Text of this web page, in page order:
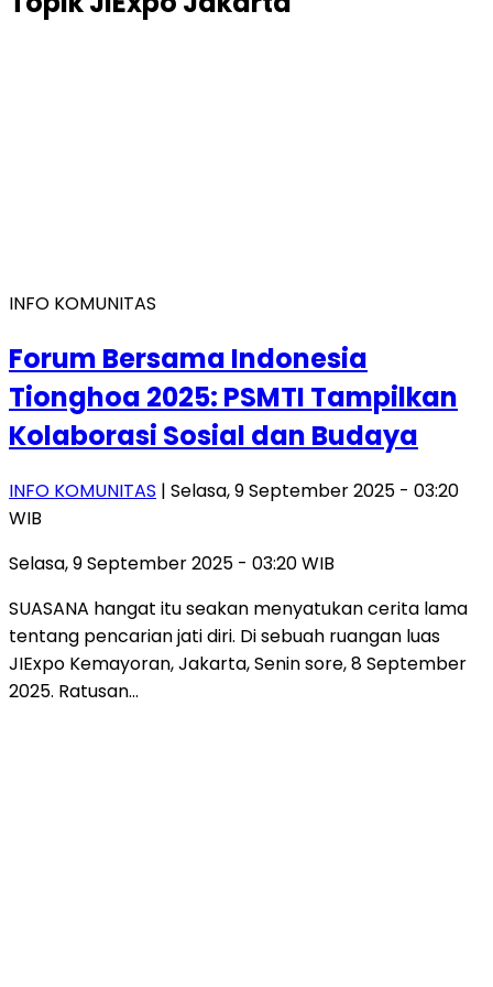
INFO KOMUNITAS
Forum Bersama Indonesia
Tionghoa 2025: PSMTI Tampilkan
Kolaborasi Sosial dan Budaya
INFO KOMUNITAS | Selasa, 9 September 2025 - 03:20
WIB
Selasa, 9 September 2025 - 03:20 WIB
SUASANA hangat itu seakan menyatukan cerita lama
tentang pencarian jati diri. Di sebuah ruangan luas
JIExpo Kemayoran, Jakarta, Senin sore, 8 September
2025. Ratusan…